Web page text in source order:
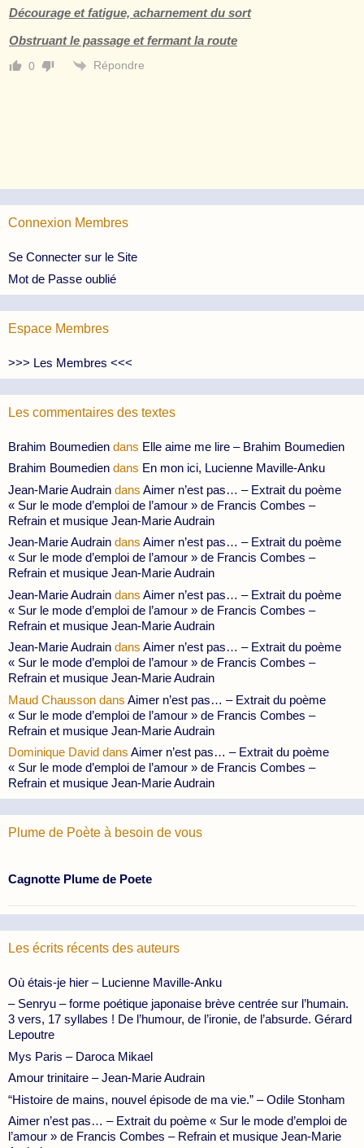
Décourage et fatigue, acharnement du sort
Obstruant le passage et fermant la route
0 Répondre
Connexion Membres
Se Connecter sur le Site
Mot de Passe oublié
Espace Membres
>>> Les Membres <<<
Les commentaires des textes
Brahim Boumedien dans Elle aime me lire – Brahim Boumedien
Brahim Boumedien dans En mon ici, Lucienne Maville-Anku
Jean-Marie Audrain dans Aimer n’est pas… – Extrait du poème
« Sur le mode d’emploi de l’amour » de Francis Combes –
Refrain et musique Jean-Marie Audrain
Jean-Marie Audrain dans Aimer n’est pas… – Extrait du poème
« Sur le mode d’emploi de l’amour » de Francis Combes –
Refrain et musique Jean-Marie Audrain
Jean-Marie Audrain dans Aimer n’est pas… – Extrait du poème
« Sur le mode d’emploi de l’amour » de Francis Combes –
Refrain et musique Jean-Marie Audrain
Jean-Marie Audrain dans Aimer n’est pas… – Extrait du poème
« Sur le mode d’emploi de l’amour » de Francis Combes –
Refrain et musique Jean-Marie Audrain
Maud Chausson dans Aimer n’est pas… – Extrait du poème
« Sur le mode d’emploi de l’amour » de Francis Combes –
Refrain et musique Jean-Marie Audrain
Dominique David dans Aimer n’est pas… – Extrait du poème
« Sur le mode d’emploi de l’amour » de Francis Combes –
Refrain et musique Jean-Marie Audrain
Plume de Poète à besoin de vous
Cagnotte Plume de Poete
Les écrits récents des auteurs
Où étais-je hier – Lucienne Maville-Anku
– Senryu – forme poétique japonaise brève centrée sur l’humain.
3 vers, 17 syllabes ! De l’humour, de l’ironie, de l’absurde. Gérard
Lepoutre
Mys Paris – Daroca Mikael
Amour trinitaire – Jean-Marie Audrain
“Histoire de mains, nouvel épisode de ma vie.” – Odile Stonham
Aimer n’est pas… – Extrait du poème « Sur le mode d’emploi de
l’amour » de Francis Combes – Refrain et musique Jean-Marie